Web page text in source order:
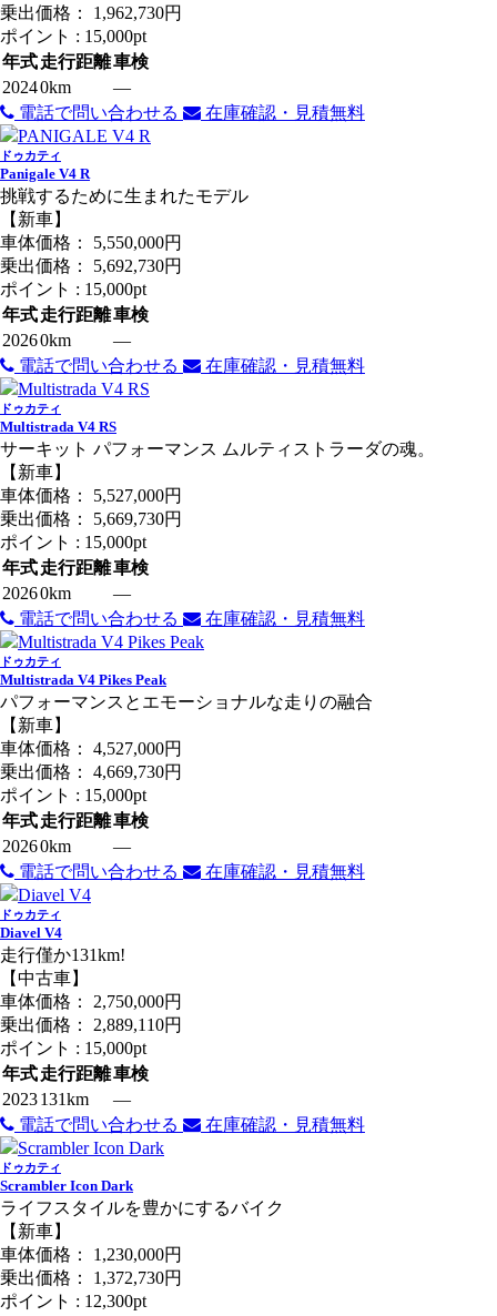
乗出価格： 1,962,730円
ポイント : 15,000pt
年式走行距離車検
20240km
―
電話で問い合わせる
在庫確認・見積無料
ドゥカティ
Panigale V4 R
挑戦するために生まれたモデル
【新車】
車体価格： 5,550,000円
乗出価格： 5,692,730円
ポイント : 15,000pt
年式走行距離車検
20260km
―
電話で問い合わせる
在庫確認・見積無料
ドゥカティ
Multistrada V4 RS
サーキット パフォーマンス ムルティストラーダの魂。
【新車】
車体価格： 5,527,000円
乗出価格： 5,669,730円
ポイント : 15,000pt
年式走行距離車検
20260km
―
電話で問い合わせる
在庫確認・見積無料
ドゥカティ
Multistrada V4 Pikes Peak
パフォーマンスとエモーショナルな走りの融合
【新車】
車体価格： 4,527,000円
乗出価格： 4,669,730円
ポイント : 15,000pt
年式走行距離車検
20260km
―
電話で問い合わせる
在庫確認・見積無料
ドゥカティ
Diavel V4
走行僅か131km!
【中古車】
車体価格： 2,750,000円
乗出価格： 2,889,110円
ポイント : 15,000pt
年式走行距離車検
2023131km
―
電話で問い合わせる
在庫確認・見積無料
ドゥカティ
Scrambler Icon Dark
ライフスタイルを豊かにするバイク
【新車】
車体価格： 1,230,000円
乗出価格： 1,372,730円
ポイント : 12,300pt